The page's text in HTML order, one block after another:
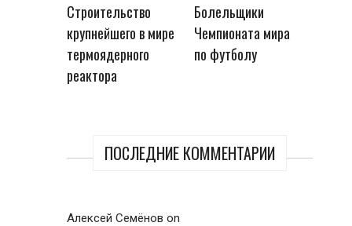
Строительство
крупнейшего в мире
термоядерного
реактора
Болельщики
Чемпионата мира
по футболу
ПОСЛЕДНИЕ КОММЕНТАРИИ
Алексей Семёнов on